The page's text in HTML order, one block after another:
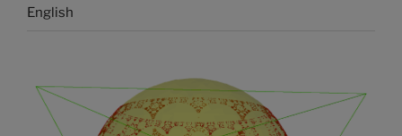
English